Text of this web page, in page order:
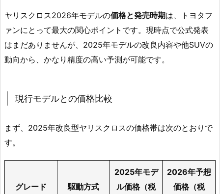
ヤリスクロス2026年モデルの価格と発売時期は、トヨタフ
ァンにとって最大の関心ポイントです。現時点で公式発表
はまだありませんが、2025年モデルの改良内容や他SUVの
動向から、かなり精度の高い予測が可能です。
現行モデルとの価格比較
まず、2025年改良型ヤリスクロスの価格帯は次のとおりで
す。
グレード 駆動方式
2025年モデ
ル価格（税
2026年予想
価格（税